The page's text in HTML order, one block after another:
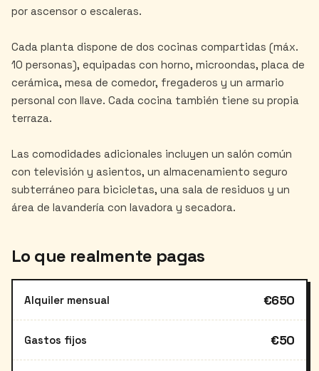
por ascensor o escaleras.
Cada planta dispone de dos cocinas compartidas (máx.
10 personas), equipadas con horno, microondas, placa de
cerámica, mesa de comedor, fregaderos y un armario
personal con llave. Cada cocina también tiene su propia
terraza.
Las comodidades adicionales incluyen un salón común
con televisión y asientos, un almacenamiento seguro
subterráneo para bicicletas, una sala de residuos y un
Lo que realmente pagas
Alquiler mensual €650
Gastos fijos €50